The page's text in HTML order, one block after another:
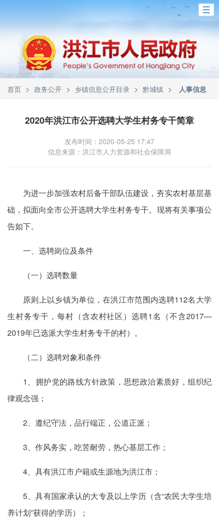
首页 > 政务公开 > 乡镇信息公开目录 > 黔城镇 > 人事信息
2020年洪江市公开选聘大学生村务专干简章
发布时间：2020-05-25 17:47
信息来源：洪江市人力资源和社会保障局
为进一步加强农村后备干部队伍建设，夯实农村基层基
础，拟面向全市公开选聘大学生村务专干。现将有关事项公
告如下。
一、选聘岗位及条件
（一）选聘数量
原则上以乡镇为单位，在洪江市范围内选聘112名大学
生村务专干，每村（含农村社区）选聘1名（不含2017—
2019年已选派大学生村务专干的村）。
（二）选聘对象和条件
1、拥护党的路线方针政策，思想政治素质好，组织纪
律观念强；
2、遵纪守法，品行端正，公道正派；
3、作风务实，吃苦耐劳，热心基层工作；
4、具有洪江市户籍或生源地为洪江市；
5、具有国家承认的大专及以上学历（含“农民大学生培
养计划”获得的学历）；